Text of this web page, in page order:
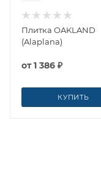
Плитка OAKLAND
(Alaplana)
от1 386 ₽
КУПИТЬ